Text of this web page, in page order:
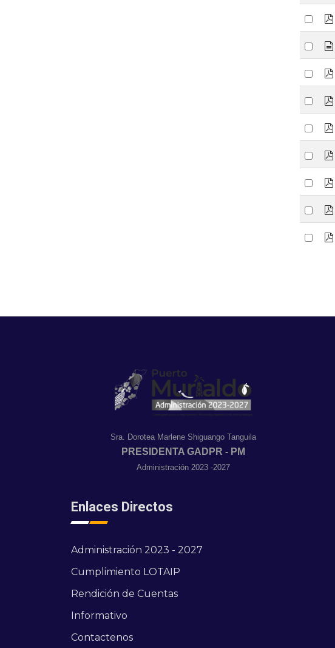
an
item
Select
an
item
Select
an
item
Select
an
item
Select
an
item
Select
an
item
Select
an
item
Select
an
item
Select
an
item
Select
Sra. Dorotea Marlene Shiguango Tanguila
PRESIDENTA GADPR - PM
Administración 2023 -2027
Enlaces Directos
Administración 2023 - 2027
Cumplimiento LOTAIP
Rendición de Cuentas
Informativo
Contactenos